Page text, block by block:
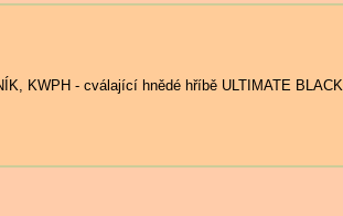
KWPH - cválající hnědé hříbě ULTIMATE BLACK.